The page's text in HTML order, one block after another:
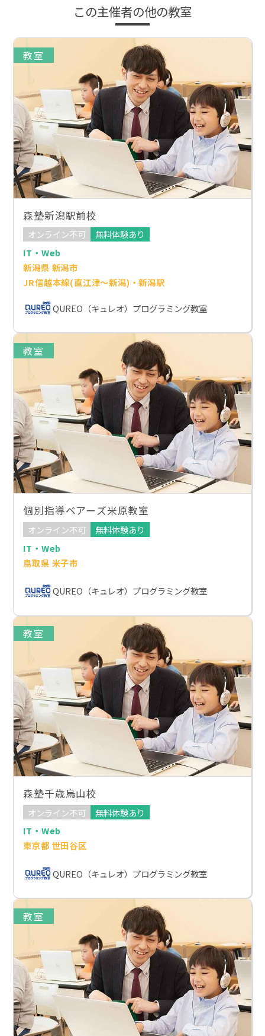
この主催者の他の教室
教室
森塾新潟駅前校
オンライン不可
無料体験あり
IT・Web
新潟県 新潟市
JR信越本線(直江津～新潟)・新潟駅
QUREO（キュレオ）プログラミング教室
教室
個別指導ベアーズ米原教室
オンライン不可
無料体験あり
IT・Web
鳥取県 米子市
QUREO（キュレオ）プログラミング教室
教室
森塾千歳烏山校
オンライン不可
無料体験あり
IT・Web
東京都 世田谷区
QUREO（キュレオ）プログラミング教室
教室